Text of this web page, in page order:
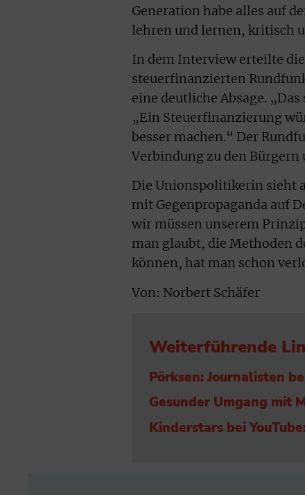
Generation habe alles auf
lehren und lernen, kritisch
In dem Interview erteilte
steuerfinanzierten
eine deutliche Absage.
„Ein Steuerfinanzierung
besser machen.“ Der
Verbindung zu den Bürgern
Die Unionspolitikerin sieht
mit Gegenpropaganda auf
wir müssen unserem
man glaubt, die Methoden
können, hat man schon
Von: Norbert Schäfer
Weiterführende
Pörksen: Journalisten
Gesunder Umgang mit
Kinderstars bei